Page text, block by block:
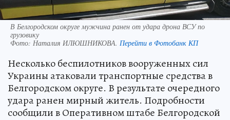
В Белгородском округе мужчина ранен от удара дрона ВСУ по
грузовику
Фото: Наталия ИЛЮШНИКОВА. Перейти в Фотобанк КП
Несколько беспилотников вооруженных сил
Украины атаковали транспортные средства в
Белгородском округе. В результате очередного
удара ранен мирный житель. Подробности
сообщили в Оперативном штабе Белгородской